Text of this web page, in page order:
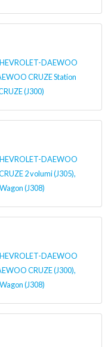
DAEWOO
CRUZE Station
(J300)
DAEWOO
2 volumi (J305),
(J308)
DAEWOO
CRUZE (J300),
(J308)